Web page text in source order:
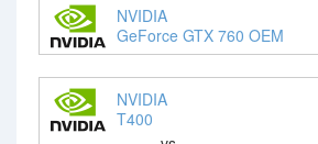
NVIDIA
GeForce GTX 760 OEM
NVIDIA
T400